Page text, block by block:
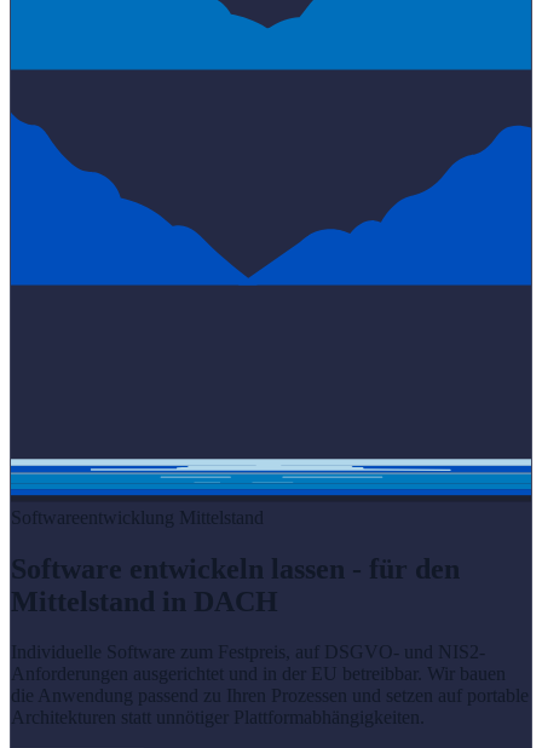
Softwareentwicklung Mittelstand
Software entwickeln lassen - für den
Mittelstand in DACH
Individuelle Software zum Festpreis, auf DSGVO- und NIS2-
Anforderungen ausgerichtet und in der EU betreibbar. Wir bauen
die Anwendung passend zu Ihren Prozessen und setzen auf portable
Architekturen statt unnötiger Plattformabhängigkeiten.